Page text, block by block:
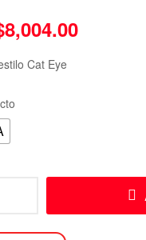
8,004.00
Cat Eye